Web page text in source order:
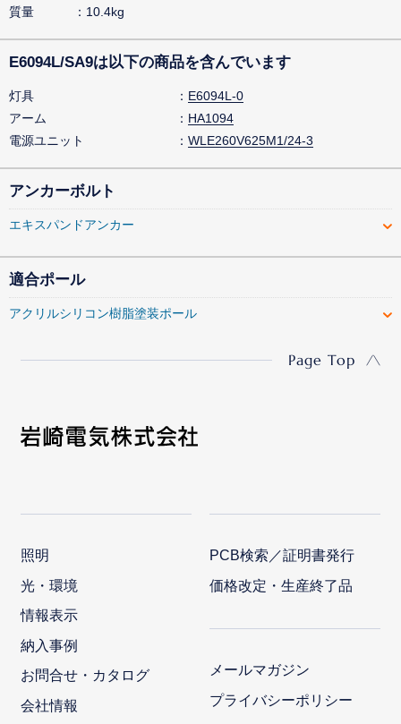
質量 10.4kg
E6094L/SA9は以下の商品を含んでいます
灯具
E6094L-0
アーム
HA1094
電源ユニット
WLE260V625M1/24-3
アンカーボルト
エキスパンドアンカー
適合ポール
アクリルシリコン樹脂塗装ポール
Page Top
照明
光・環境
情報表示
納入事例
お問合せ・カタログ
会社情報
PCB検索／証明書発行
価格改定・生産終了品
メールマガジン
プライバシーポリシー